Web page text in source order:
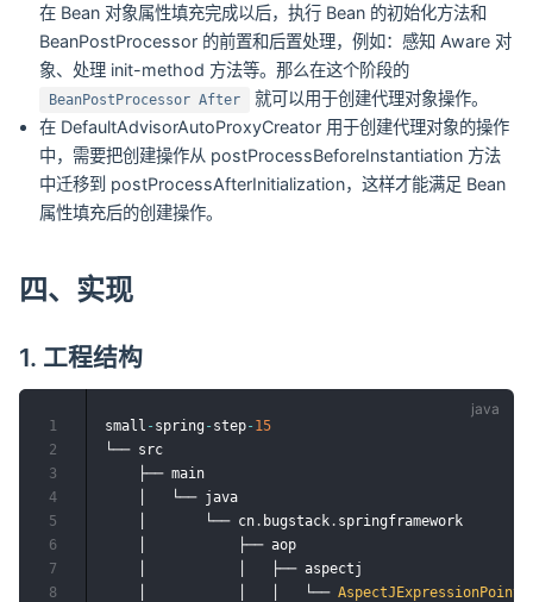
在 Bean 对象属性填充完成以后，执行 Bean 的初始化方法和
BeanPostProcessor 的前置和后置处理，例如：感知 Aware 对
象、处理 init-method 方法等。那么在这个阶段的
BeanPostProcessor After
就可以用于创建代理对象操作。
在 DefaultAdvisorAutoProxyCreator 用于创建代理对象的操作
中，需要把创建操作从 postProcessBeforeInstantiation 方法
中迁移到 postProcessAfterInitialization，这样才能满足 Bean
属性填充后的创建操作。
四、实现
1. 工程结构
small - spring - step- 15
└── src
    ├── main
    │   └── java
    │       └── cn
. bugstack . springframework
    │           ├── aop
    │           │   ├── aspectj
    │           │   │   └──
1
2
3
4
5
6
7
8